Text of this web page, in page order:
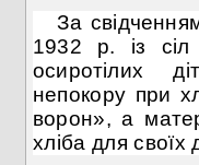
За
1932 р. із сіл
осиротілих
непокору при
ворон», а
хліба для своїх